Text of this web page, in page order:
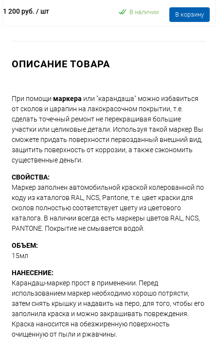
1 200 руб. / шт В наличии В корзину
ОПИСАНИЕ ТОВАРА
При помощи маркера или "карандаша" можно избавиться
от сколов и царапин на лакокрасочном покрытии, т.е.
сделать точечный ремонт не перекрашивая большие
участки или целиковые детали. Используя такой маркер Вы
сможете придать поверхности первозданный внешний вид,
защитить поверхность от коррозии, а также сэкономить
существенные деньги.
СВОЙСТВА:
Маркер заполнен автомобильной краской колерованной по
коду из каталогов RAL, NCS, Pantone, т.е. цвет краски для
сколов полностью соответствует цвету из цветового
каталога. В наличии всегда есть маркеры цветов RAL, NCS,
PANTONE. Покрытие не смывается водой.
ОБЪЕМ:
15мл
НАНЕСЕНИЕ:
Карандаш-маркер прост в применении. Перед
использованием маркер необходимо хорошо потрясти,
затем снять крышку и надавить на перо, для того, чтобы его
заполнила краска и можно закрашивать повреждения.
Краска наносится на обезжиренную поверхность
очищенную от пыли и ржавчины.